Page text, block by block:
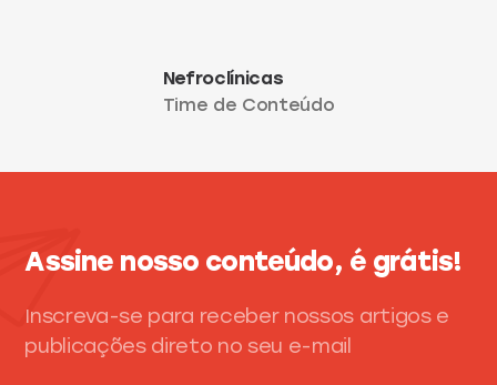
Nefroclínicas
Time de Conteúdo
Assine nosso conteúdo, é grátis!
Inscreva-se para receber nossos artigos e
publicações direto no seu e-mail